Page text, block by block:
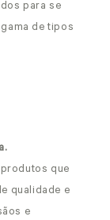
para se
de tipos
que
qualidade e
e